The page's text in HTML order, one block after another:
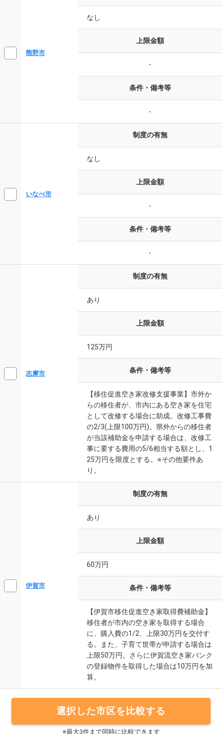
熊野市
なし
上限金額
-
条件・備考等
-
いなべ市
制度の有無
なし
上限金額
-
条件・備考等
-
志摩市
制度の有無
あり
上限金額
125万円
条件・備考等
【移住促進空き家改修支援事業】市外か
らの移住者が、市内にある空き家を住宅
として改修する場合に助成。改修工事費
の2/3(上限100万円)。県外からの移住者
が当該補助金を申請する場合は、改修工
事に要する費用の5/6相当する額とし、1
25万円を限度とする。※その他要件あ
り。
伊賀市
制度の有無
あり
上限金額
60万円
条件・備考等
【伊賀市移住促進空き家取得費補助金】
移住者が市内の空き家を取得する場合
に、購入費の1/2、上限30万円を交付す
る。また、子育て世帯が申請する場合は
上限50万円。さらに伊賀流空き家バンク
の登録物件を取得した場合は10万円を加
算。
選択した市区を比較する
※最大3件まで同時に比較できます